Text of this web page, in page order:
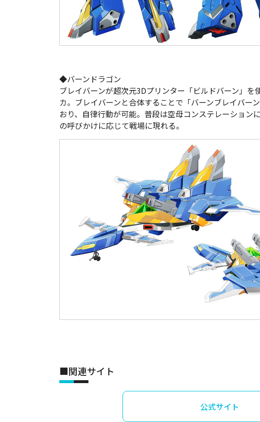
◆バーンドラゴン
ブレイバーンが超次元3Dプリンター「ビルドバーン」を
カ。ブレイバーンと合体することで「バーンブレイバー
おり、自律行動が可能。普段は空母コンステレーション
の呼びかけに応じて戦場に現れる。
■関連サイト
公式サイト